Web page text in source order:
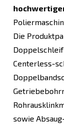
Die
Centerless-
sowie